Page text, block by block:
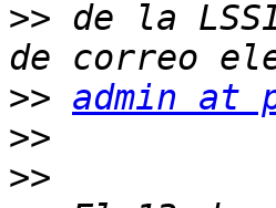
>> de la
>> admin at
>>
>>